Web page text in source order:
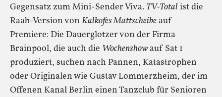
Gegensatz zum Mini-Sender Viva. TV-Total ist die
Raab-Version von Kalkofes Mattscheibe auf
Premiere: Die Dauerglotzer von der Firma
Brainpool, die auch die Wochenshow auf Sat 1
produziert, suchen nach Pannen, Katastrophen
oder Originalen wie Gustav Lommerzheim, der im
Offenen Kanal Berlin einen Tanzclub für Senioren